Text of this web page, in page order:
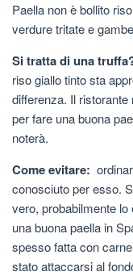
Paella non è bollito
verdure tritate e
Si tratta di una
riso giallo tinto sta
differenza. Il
per fare una buona
noterà.
Come evitare:
conosciuto per esso.
vero, probabilmente
una buona paella in
spesso fatta con
stato attaccarsi al